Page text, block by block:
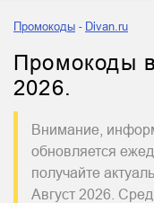
Промокоды Divan.ru
Промокоды
2026.
Внимание,
обновляется
получайте
Август 2026.